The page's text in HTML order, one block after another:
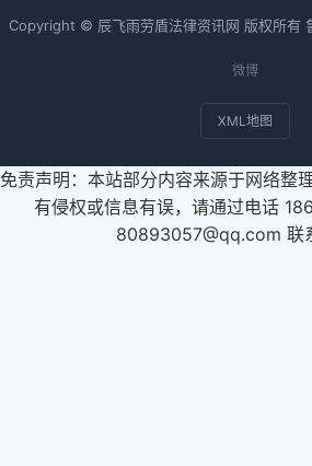
Copyright © 辰飞雨劳盾法律资讯网 版权所有
微博
XML地图
免责声明：本站部分内容来源于网络整
有侵权或信息有误，请通过电话
80893057@qq.com 联